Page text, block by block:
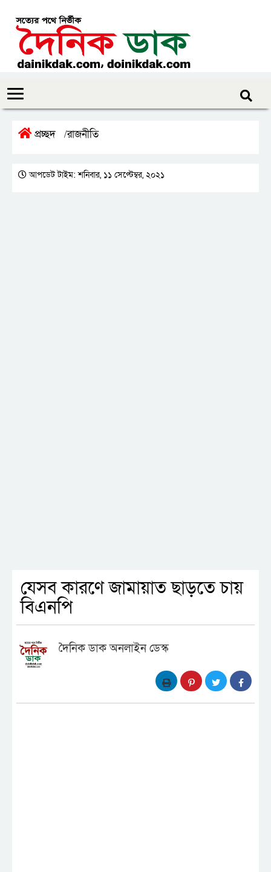
প্রচ্ছদ /রাজনীতি
আপডেট টাইম: শনিবার, ১১ সেপ্টেম্বর, ২০২১
যেসব কারণে জামায়াত ছাড়তে চায়
বিএনপি
দৈনিক ডাক অনলাইন ডেস্ক